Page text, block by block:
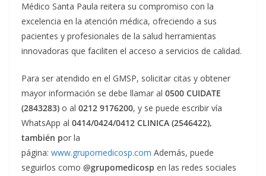
Médico Santa Paula reitera su compromiso con la
excelencia en la atención médica, ofreciendo a sus
pacientes y profesionales de la salud herramientas
innovadoras que faciliten el acceso a servicios de calidad.
Para ser atendido en el GMSP, solicitar citas y obtener
mayor información se debe llamar al 0500 CUIDATE
(2843283) o al 0212 9176200, y se puede escribir vía
WhatsApp al 0414/0424/0412 CLINICA (2546422),
también por la
página: www.grupomedicosp.com Además, puede
seguirlos como @grupomedicosp en las redes sociales